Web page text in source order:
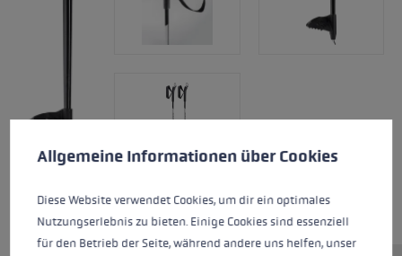
Cookie-Voreinstellungen
Allgemeine Informationen über Cookies
Diese Website verwendet Cookies, um dir ein optimales
Nutzungserlebnis zu bieten. Einige Cookies sind essenziell
für den Betrieb der Seite, während andere uns helfen, unser